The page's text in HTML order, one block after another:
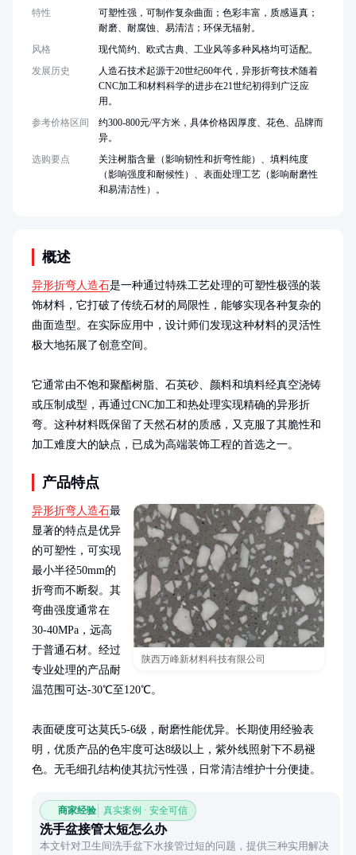
概述
异形折弯人造石是一种通过特殊工艺处理的可塑性极强的装
饰材料，它打破了传统石材的局限性，能够实现各种复杂的
曲面造型。在实际应用中，设计师们发现这种材料的灵活性
极大地拓展了创意空间。
它通常由不饱和聚酯树脂、石英砂、颜料和填料经真空浇铸
或压制成型，再通过CNC加工和热处理实现精确的异形折
弯。这种材料既保留了天然石材的质感，又克服了其脆性和
加工难度大的缺点，已成为高端装饰工程的首选之一。
产品特点
陕西万峰新材料科技有限公司
异形折弯人造石最
显著的特点是优异
的可塑性，可实现
最小半径50mm的
折弯而不断裂。其
弯曲强度通常在
30-40MPa，远高
于普通石材。经过
专业处理的产品耐
温范围可达-30℃至120℃。
表面硬度可达莫氏5-6级，耐磨性能优异。长期使用经验表
明，优质产品的色牢度可达8级以上，紫外线照射下不易褪
色。无毛细孔结构使其抗污性强，日常清洁维护十分便捷。
商家经验 真实案例 · 安全可信
洗手盆接管太短怎么办
本文针对卫生间洗手盆下水接管过短的问题，提供三种实用解决
特性
可塑性强，可制作复杂曲面；色彩丰富，质感逼真；
耐磨、耐腐蚀、易清洁；环保无辐射。
风格
现代简约、欧式古典、工业风等多种风格均可适配。
发展历史
人造石技术起源于20世纪60年代，异形折弯技术随着
CNC加工和材料科学的进步在21世纪初得到广泛应
用。
参考价格区间
约300-800元/平方米，具体价格因厚度、花色、品牌而
异。
选购要点
关注树脂含量（影响韧性和折弯性能）、填料纯度
（影响强度和耐候性）、表面处理工艺（影响耐磨性
和易清洁性）。